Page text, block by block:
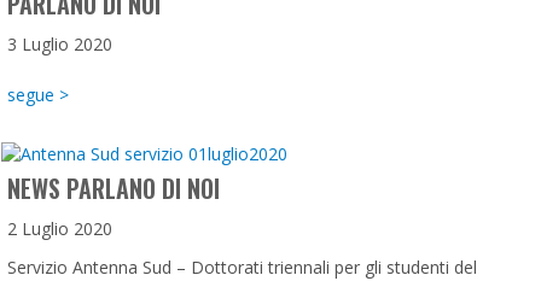
3 Luglio 2020
segue >about Parlano di noi
NEWS PARLANO DI NOI
2 Luglio 2020
Servizio Antenna Sud – Dottorati triennali per gli studenti del